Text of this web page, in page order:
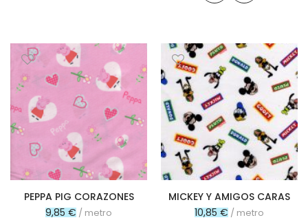
PEPPA PIG CORAZONES
9,85 € / metro
MICKEY Y AMIGOS CARAS
10,85 € / metro